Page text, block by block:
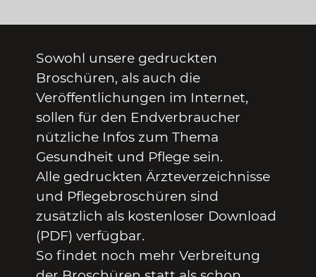
Sowohl unsere gedruckten
Broschüren, als auch die
Veröffentlichungen im Internet,
sollen für den Endverbraucher
nützliche Infos zum Thema
Gesundheit und Pflege sein.
Alle gedruckten Ärzteverzeichnisse
und Pflegebroschüren sind
zusätzlich als kostenloser Download
(PDF) verfügbar.
So findet noch mehr Verbreitung